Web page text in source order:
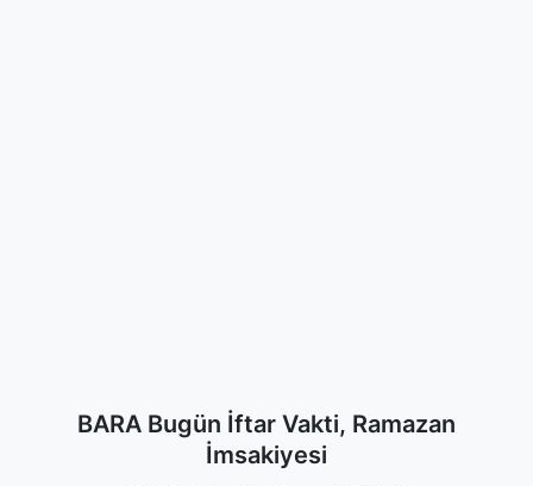
BARA Bugün İftar Vakti, Ramazan
İmsakiyesi